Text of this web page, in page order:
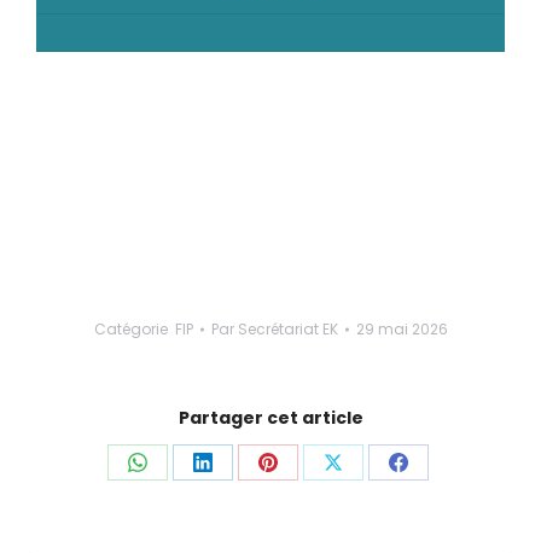
Catégorie FIP Par Secrétariat EK 29 mai 2026
Partager cet article
PartagerPartagerPartagerPartagerPartager